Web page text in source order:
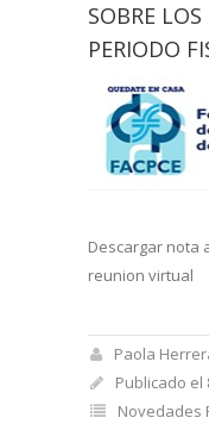
SOBRE
PERIODO
Descargar nota
reunion virtual
Paola
Publicado el
Novedades